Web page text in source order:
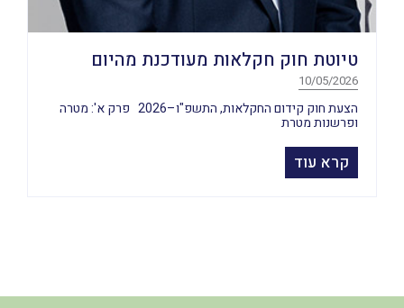
טיוטת חוק חקלאות מעודכנת מהיום
10/05/2026
הצעת חוק קידום החקלאות, התשפ"ו–2026 פרק א': מטרה
ופרשנות מטרת
קרא עוד